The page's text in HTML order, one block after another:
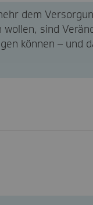
dem
sind
können – und